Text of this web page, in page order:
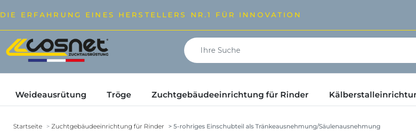
DIE ERFAHRUNG EINES HERSTELLERS NR.1 FÜR INNOVATION
Weideausrütung Tröge Zuchtgebäudeeinrichtung für Rinder
Startseite Zuchtgebäudeeinrichtung für Rinder 5-rohriges Einschubteil als Tränkeausnehmung/Säulenausnehmung